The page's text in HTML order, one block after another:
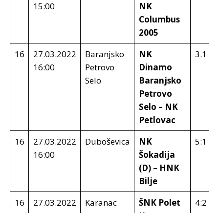
15:00
NK
Columbus
2005
16
27.03.2022
16:00
Baranjsko
Petrovo
Selo
NK
Dinamo
Baranjsko
Petrovo
Selo – NK
Petlovac
3.1
16
27.03.2022
16:00
Duboševica
NK
Šokadija
(D) – HNK
Bilje
5:1
16
27.03.2022
Karanac
ŠNK Polet
4:2